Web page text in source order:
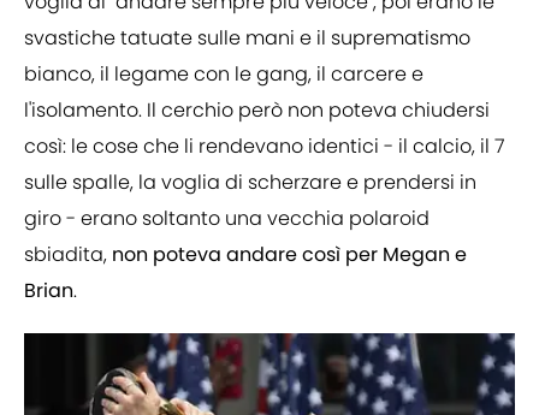
svastiche tatuate sulle mani e il suprematismo
bianco, il legame con le gang, il carcere e
l'isolamento. Il cerchio però non poteva chiudersi
così: le cose che li rendevano identici - il calcio, il 7
sulle spalle, la voglia di scherzare e prendersi in
giro - erano soltanto una vecchia polaroid
sbiadita, non poteva andare così per Megan e
Brian.